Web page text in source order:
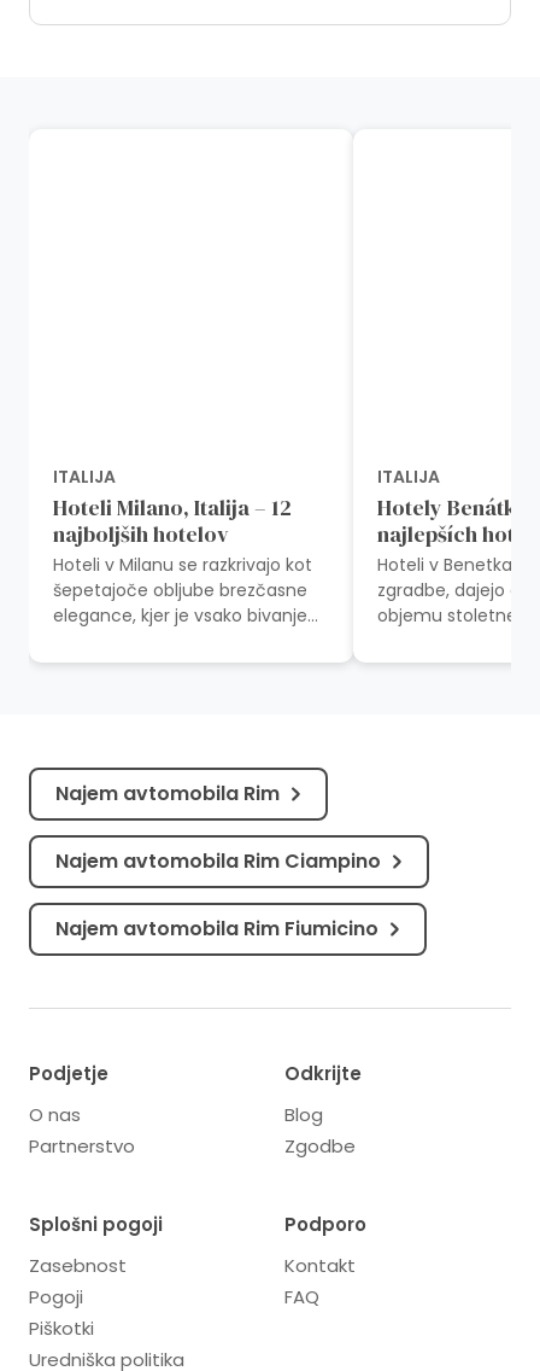
ITALIJA
Hoteli Milano, Italija – 12
najboljših hotelov
Hoteli v Milanu se razkrivajo kot
šepetajoče obljube brezčasne
elegance, kjer je vsako bivanje
umetnost in utripajoče bitje
ITALIJA
Hotely Benátky,
najlepších
Hoteli v Benetkah,
zgradbe, dajejo
objemu stoletne
Vsak hotel v
Najem avtomobila Rim
Najem avtomobila Rim Ciampino
Najem avtomobila Rim Fiumicino
Podjetje
O nas
Partnerstvo
Odkrijte
Blog
Zgodbe
Splošni pogoji
Zasebnost
Pogoji
Piškotki
Uredniška politika
Podporo
Kontakt
FAQ